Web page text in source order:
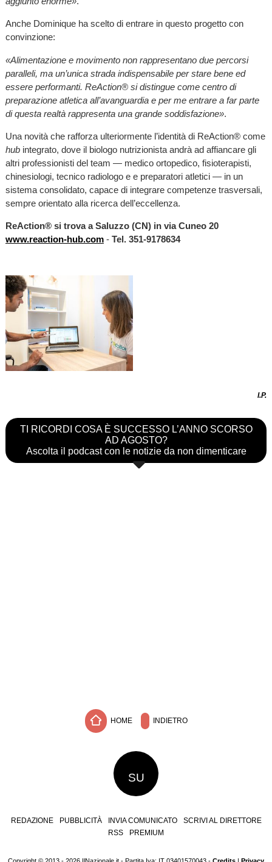
Anche Dominique ha scelto di entrare in questo progetto con
convinzione:
«Alimentazione e movimento non rappresentano due percorsi
paralleli, ma un’unica strada indispensabile per stare bene ed
essere performanti. ReAction® si distingue come centro di
preparazione atletica all’avanguardia e per me entrare a far parte
di questa realtà rappresenta una grande soddisfazione».
Una novità che rafforza ulteriormente l’identità di ReAction® come
hub integrato, dove il biologo nutrizionista andrà ad affiancare gli
altri professionisti del team — medico ortopedico, fisioterapisti,
chinesiologi, tecnico radiologo e e preparatori atletici — in un
sistema consolidato, capace di integrare competenze trasversali,
sempre orientato alla ricerca dell’eccellenza.
ReAction® si trova a Saluzzo (CN) in via Cuneo 20
www.reaction-hub.com- Tel. 351-9178634
I.P.
TI RICORDI COSA È SUCCESSO L’ANNO SCORSO
AD AGOSTO?
Ascolta il podcast con le notizie da non dimenticare
HOME INDIETRO
SU
REDAZIONE PUBBLICITÀ INVIA COMUNICATO
SCRIVI AL DIRETTORE
RSS
PREMIUM